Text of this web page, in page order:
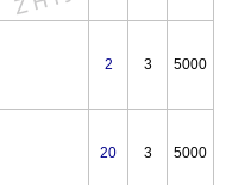
2 3 5000
20 3 5000